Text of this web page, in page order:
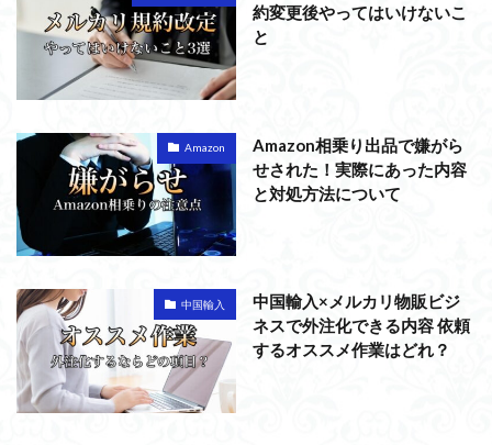
約変更後やってはいけないこ
と
Amazon
Amazon相乗り出品で嫌がら
せされた！実際にあった内容
と対処方法について
中国輸入
中国輸入×メルカリ物販ビジ
ネスで外注化できる内容 依頼
するオススメ作業はどれ？